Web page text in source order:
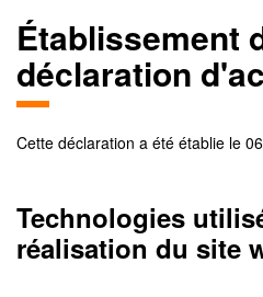
Établissement
déclaration
Cette déclaration a été établie le
Technologies
réalisation du site